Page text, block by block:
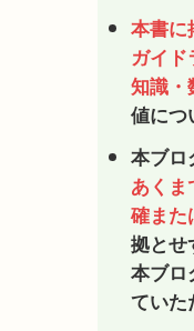
本書に
ガイ
知識・
値につ
本ブロ
あくま
確また
拠とせ
本ブロ
ていた